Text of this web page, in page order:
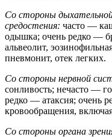
Со стороны
средостения: часто —
одышка; очень редко —
альвеолит,
пневмонит, отек легких.
Со стороны нервной
сонливость; нечасто —
редко — атаксия; очень
кровообращения,
Со стороны органа